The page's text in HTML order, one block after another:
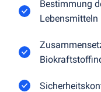
Bestimmung
Lebensmitteln